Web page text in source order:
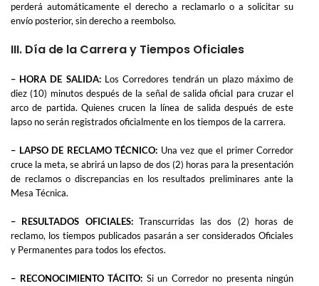
perderá automáticamente el derecho a reclamarlo o a solicitar su
envío posterior, sin derecho a reembolso.
III. Día de la Carrera y Tiempos Oficiales
– HORA DE SALIDA:Los Corredores tendrán un plazo máximo de
diez (10) minutos después de la señal de salida oficial para cruzar el
arco de partida. Quienes crucen la línea de salida después de este
lapso no serán registrados oficialmente en los tiempos de la carrera.
– LAPSO DE RECLAMO TÉCNICO: Una vez que el primer Corredor
cruce la meta, se abrirá un lapso de dos (2) horas para la presentación
de reclamos o discrepancias en los resultados preliminares ante la
Mesa Técnica.
– RESULTADOS OFICIALES:Transcurridas las dos (2) horas de
reclamo, los tiempos publicados pasarán a ser considerados Oficiales
y Permanentes para todos los efectos.
– RECONOCIMIENTO TÁCITO: Si un Corredor no presenta ningún